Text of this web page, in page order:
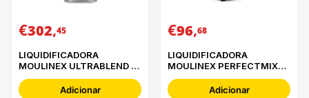
€302,45
LIQUIDIFICADORA
MOULINEX ULTRABLEND &
COOK - LM962B10
Adicionar
€96,68
LIQUIDIFICADORA
MOULINEX PERFECTMIX
ESSENTIAL - LM771AF0
Adicionar